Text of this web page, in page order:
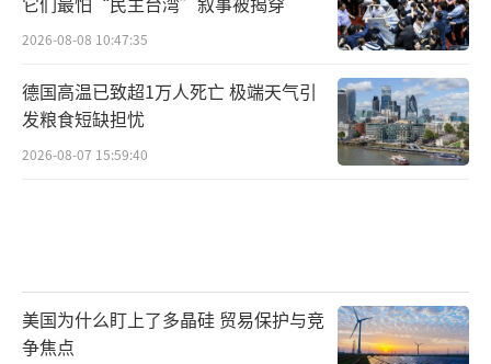
2026-08-08 10:47:35
德国高温已致超1万人死亡 极端天气引
发粮食短缺担忧
2026-08-07 15:59:40
美国为什么盯上了多晶硅 贸易保护与竞
争焦点